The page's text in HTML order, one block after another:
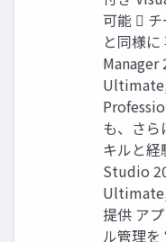
可能 
と同様
も、さら
キルと経
Studio
提供 ア
ル管理を